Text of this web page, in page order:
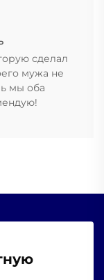
сделал
мужа не
мы оба